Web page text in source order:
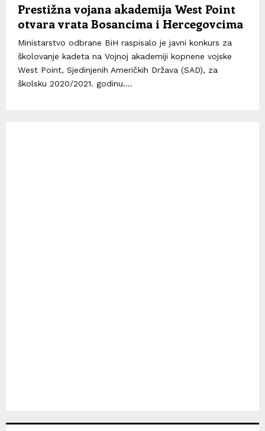
Prestižna vojana akademija West Point
otvara vrata Bosancima i Hercegovcima
Ministarstvo odbrane BiH raspisalo je javni konkurs za
školovanje kadeta na Vojnoj akademiji kopnene vojske
West Point, Sjedinjenih Američkih Država (SAD), za
školsku 2020/2021. godinu....